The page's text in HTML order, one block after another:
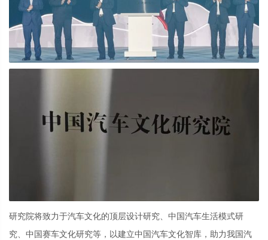
研究院将致力于汽车文化的顶层设计研究、中国汽车生活模式研
究、中国赛车文化研究等，以建立中国汽车文化智库，助力我国汽